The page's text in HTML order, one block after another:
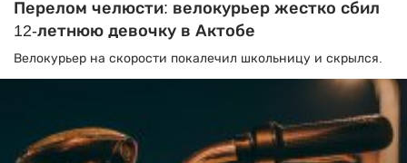
Перелом челюсти: велокурьер жестко сбил
12-летнюю девочку в Актобе
Велокурьер на скорости покалечил школьницу и скрылся.